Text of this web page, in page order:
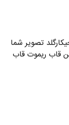
تصویر شما
قاب ریموت قاب